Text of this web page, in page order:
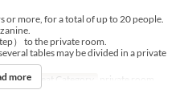
or more, for a total of up to 20 people.
） to the private room.
tables may be divided in a private
~ 20 Seat Category private room
more